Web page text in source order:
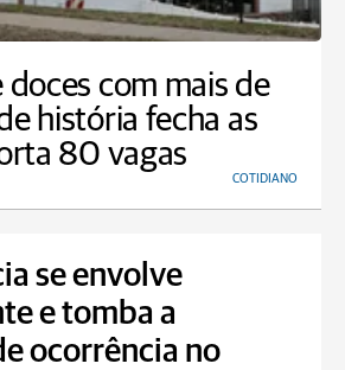
doces com mais de
história fecha as
80 vagas
COTIDIANO
se envolve
e tomba a
ocorrência no